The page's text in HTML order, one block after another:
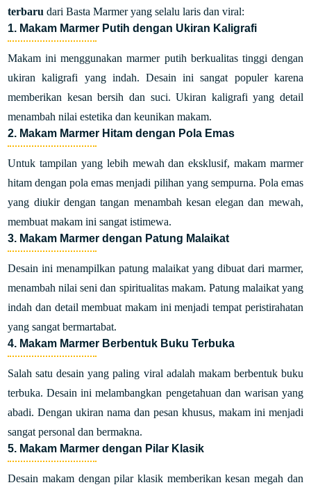
terbaru dari Basta Marmer yang selalu laris dan viral:
1. Makam Marmer Putih dengan Ukiran Kaligrafi
Makam ini menggunakan marmer putih berkualitas tinggi dengan
ukiran kaligrafi yang indah. Desain ini sangat populer karena
memberikan kesan bersih dan suci. Ukiran kaligrafi yang detail
menambah nilai estetika dan keunikan makam.
2. Makam Marmer Hitam dengan Pola Emas
Untuk tampilan yang lebih mewah dan eksklusif, makam marmer
hitam dengan pola emas menjadi pilihan yang sempurna. Pola emas
yang diukir dengan tangan menambah kesan elegan dan mewah,
membuat makam ini sangat istimewa.
3. Makam Marmer dengan Patung Malaikat
Desain ini menampilkan patung malaikat yang dibuat dari marmer,
menambah nilai seni dan spiritualitas makam. Patung malaikat yang
indah dan detail membuat makam ini menjadi tempat peristirahatan
yang sangat bermartabat.
4. Makam Marmer Berbentuk Buku Terbuka
Salah satu desain yang paling viral adalah makam berbentuk buku
terbuka. Desain ini melambangkan pengetahuan dan warisan yang
abadi. Dengan ukiran nama dan pesan khusus, makam ini menjadi
sangat personal dan bermakna.
5. Makam Marmer dengan Pilar Klasik
Desain makam dengan pilar klasik memberikan kesan megah dan